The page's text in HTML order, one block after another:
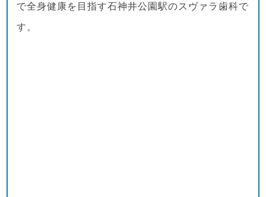
で全身健康を目指す石神井公園駅のスヴァラ歯科で
す。